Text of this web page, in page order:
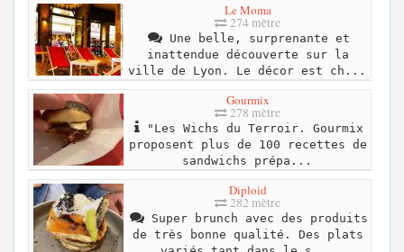
Le Moma
274 mètre
Une belle, surprenante et
inattendue découverte sur la
ville de Lyon. Le décor est ch...
Gourmix
278 mètre
"Les Wichs du Terroir. Gourmix
proposent plus de 100 recettes de
sandwichs prépa...
Diploid
282 mètre
Super brunch avec des produits
de très bonne qualité. Des plats